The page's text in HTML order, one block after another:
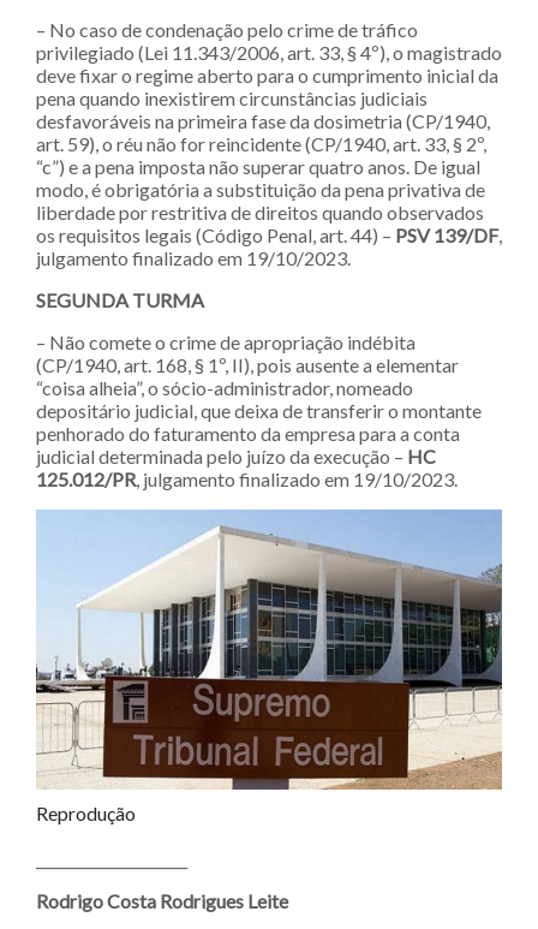
– No caso de condenação pelo crime de tráfico
privilegiado (Lei 11.343/2006, art. 33, § 4º), o magistrado
deve fixar o regime aberto para o cumprimento inicial da
pena quando inexistirem circunstâncias judiciais
desfavoráveis na primeira fase da dosimetria (CP/1940,
art. 59), o réu não for reincidente (CP/1940, art. 33, § 2º,
“c”) e a pena imposta não superar quatro anos. De igual
modo, é obrigatória a substituição da pena privativa de
liberdade por restritiva de direitos quando observados
os requisitos legais (Código Penal, art. 44) – PSV 139/DF,
julgamento finalizado em 19/10/2023.
SEGUNDA TURMA
– Não comete o crime de apropriação indébita
(CP/1940, art. 168, § 1º, II), pois ausente a elementar
“coisa alheia”, o sócio-administrador, nomeado
depositário judicial, que deixa de transferir o montante
penhorado do faturamento da empresa para a conta
judicial determinada pelo juízo da execução – HC
125.012/PR, julgamento finalizado em 19/10/2023.
Reprodução
Rodrigo Costa Rodrigues Leite